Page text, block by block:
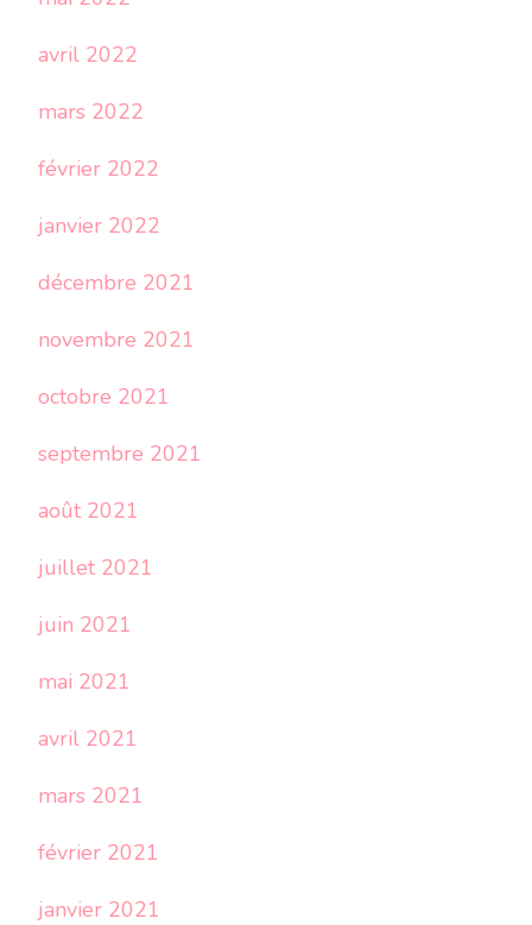
avril 2022
mars 2022
février 2022
janvier 2022
décembre 2021
novembre 2021
octobre 2021
septembre 2021
août 2021
juillet 2021
juin 2021
mai 2021
avril 2021
mars 2021
février 2021
janvier 2021